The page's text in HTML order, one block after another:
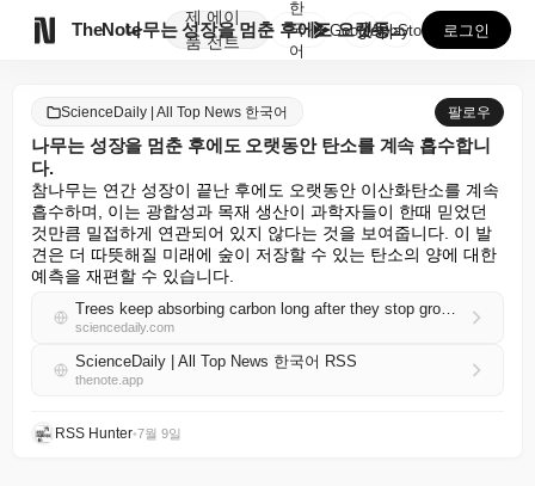
TheNote
제
품
에이
전트
나무는 성장을 멈춘 후에도 오랫동안 탄소를 계속 흡수합...
한
국
어
GooglePlay
AppStore 로그인
ScienceDaily | All Top News 한국어 팔로우
나무는 성장을 멈춘 후에도 오랫동안 탄소를 계속 흡수합니
다.
참나무는 연간 성장이 끝난 후에도 오랫동안 이산화탄소를 계속
흡수하며, 이는 광합성과 목재 생산이 과학자들이 한때 믿었던
것만큼 밀접하게 연관되어 있지 않다는 것을 보여줍니다. 이 발
견은 더 따뜻해질 미래에 숲이 저장할 수 있는 탄소의 양에 대한
예측을 재편할 수 있습니다.
Trees keep absorbing carbon long after they stop growing
sciencedaily.com
ScienceDaily | All Top News 한국어 RSS
thenote.app
RSS Hunter•7월 9일